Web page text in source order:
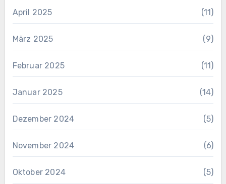
April 2025 (11)
März 2025 (9)
Februar 2025 (11)
Januar 2025 (14)
Dezember 2024 (5)
November 2024 (6)
Oktober 2024 (5)